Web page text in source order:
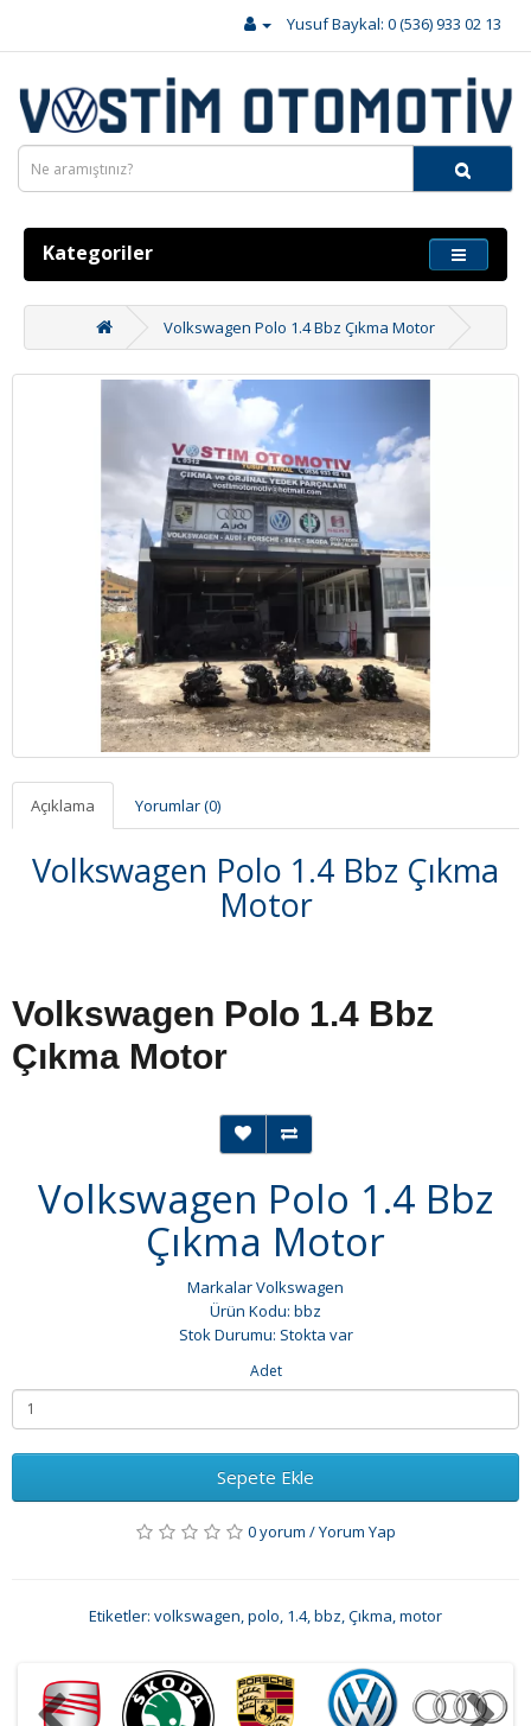
Yusuf Baykal: 0 (536) 933 02 13
Kategoriler
Volkswagen Polo 1.4 Bbz Çıkma Motor
Açıklama Yorumlar (0)
Volkswagen Polo 1.4 Bbz Çıkma
Motor
Volkswagen Polo 1.4 Bbz
Çıkma Motor
Volkswagen Polo 1.4 Bbz
Çıkma Motor
MarkalarVolkswagen
Ürün Kodu: bbz
Stok Durumu: Stokta var
Adet
Sepete Ekle
0 yorum /Yorum Yap
Etiketler: volkswagen,polo, 1.4,bbz,Çıkma,motor